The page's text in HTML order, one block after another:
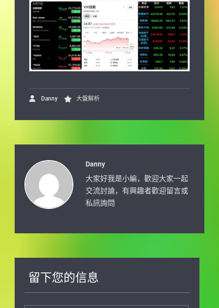
Danny 大盤解析
Danny
大家好我是小編，歡迎大家一起
交流討論，有興趣者歡迎留言或
私訊詢問
留下您的信息